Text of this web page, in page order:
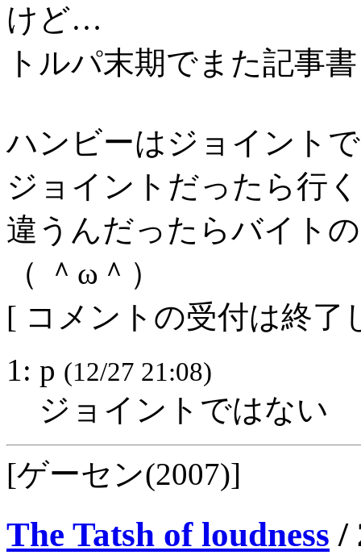
けど…
トルパ末期でまた記事
ハンビーはジョイント
ジョイントだったら行
違うんだったらバイト
（ ＾ω＾）
[ コメントの受付は終了
1: p (12/27 21:08)
ジョイントではない
[ゲーセン(2007)]
The Tatsh of loudness /